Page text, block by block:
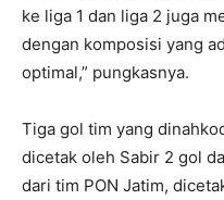
ke liga 1 dan liga 2 juga
dengan komposisi yang
optimal,” pungkasnya.
Tiga gol tim yang
dicetak oleh Sabir 2 gol
dari tim PON Jatim,